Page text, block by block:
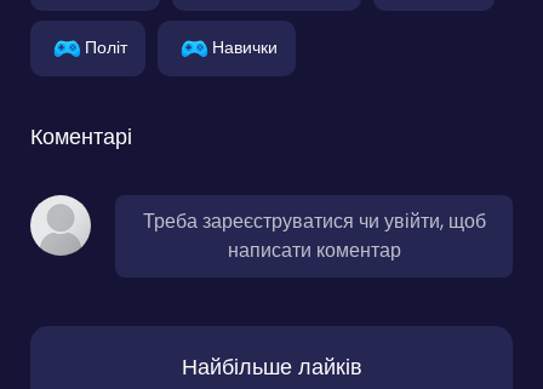
Політ Навички
Коментарі
Треба зареєструватися чи увійти, щоб
написати коментар
Найбільше лайків